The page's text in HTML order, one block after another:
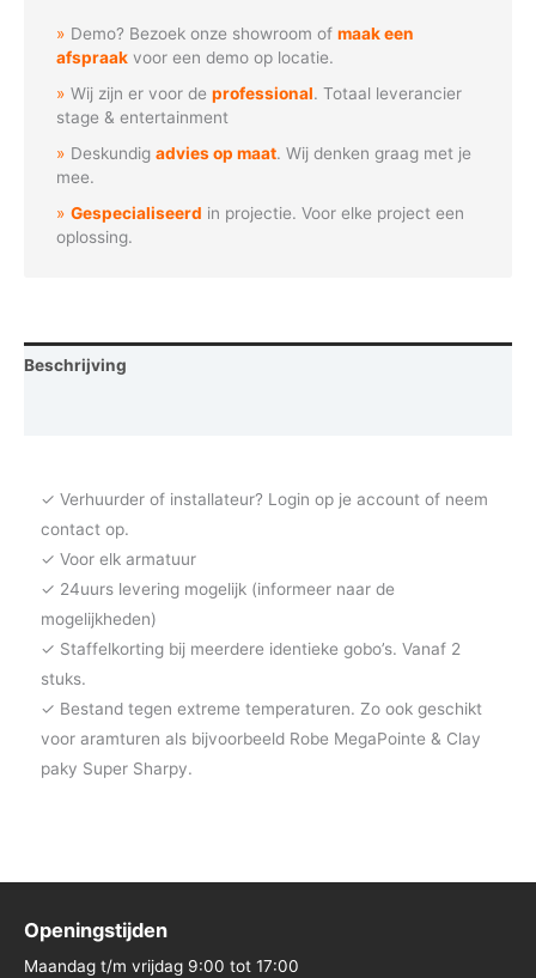
heilige
aantal
Demo? Bezoek onze showroom ofmaak een
afspraak voor een demo op locatie.
Wij zijn er voor deprofessional. Totaal leverancier
stage & entertainment
Deskundigadvies op maat. Wij denken graag met je
mee.
Gespecialiseerd in projectie. Voor elke project een
oplossing.
Beschrijving
✓ Verhuurder of installateur? Login op je account of neem
contact op.
✓ Voor elk armatuur
✓ 24uurs levering mogelijk (informeer naar de
mogelijkheden)
✓ Staffelkorting bij meerdere identieke gobo’s. Vanaf 2
stuks.
✓ Bestand tegen extreme temperaturen. Zo ook geschikt
voor aramturen als bijvoorbeeld Robe MegaPointe & Clay
paky Super Sharpy.
Openingstijden
Maandag t/m vrijdag 9:00 tot 17:00